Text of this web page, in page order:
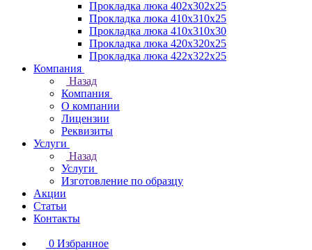
Прокладка люка 402x302x25
Прокладка люка 410x310x25
Прокладка люка 410х310х30
Прокладка люка 420x320x25
Прокладка люка 422x322x25
Компания
Назад
Компания
О компании
Лицензии
Реквизиты
Услуги
Назад
Услуги
Изготовление по образцу
Акции
Статьи
Контакты
0 Избранное